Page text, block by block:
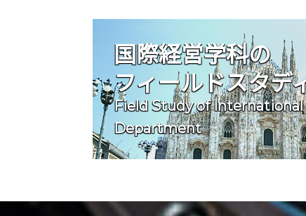
国際経営学科の
フィールドスタデ
Field Study of International
Department